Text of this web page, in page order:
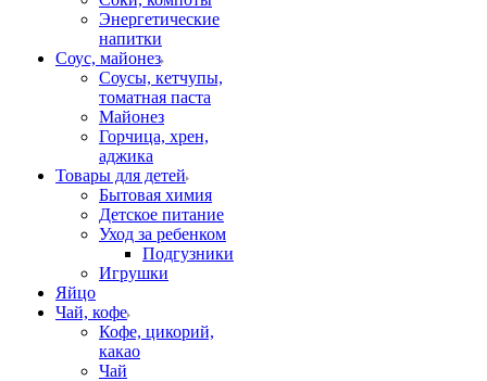
Энергетические
напитки
Соус, майонез
Соусы, кетчупы,
томатная паста
Майонез
Горчица, хрен,
аджика
Товары для детей
Бытовая химия
Детское питание
Уход за ребенком
Подгузники
Игрушки
Яйцо
Чай, кофе
Кофе, цикорий,
какао
Чай